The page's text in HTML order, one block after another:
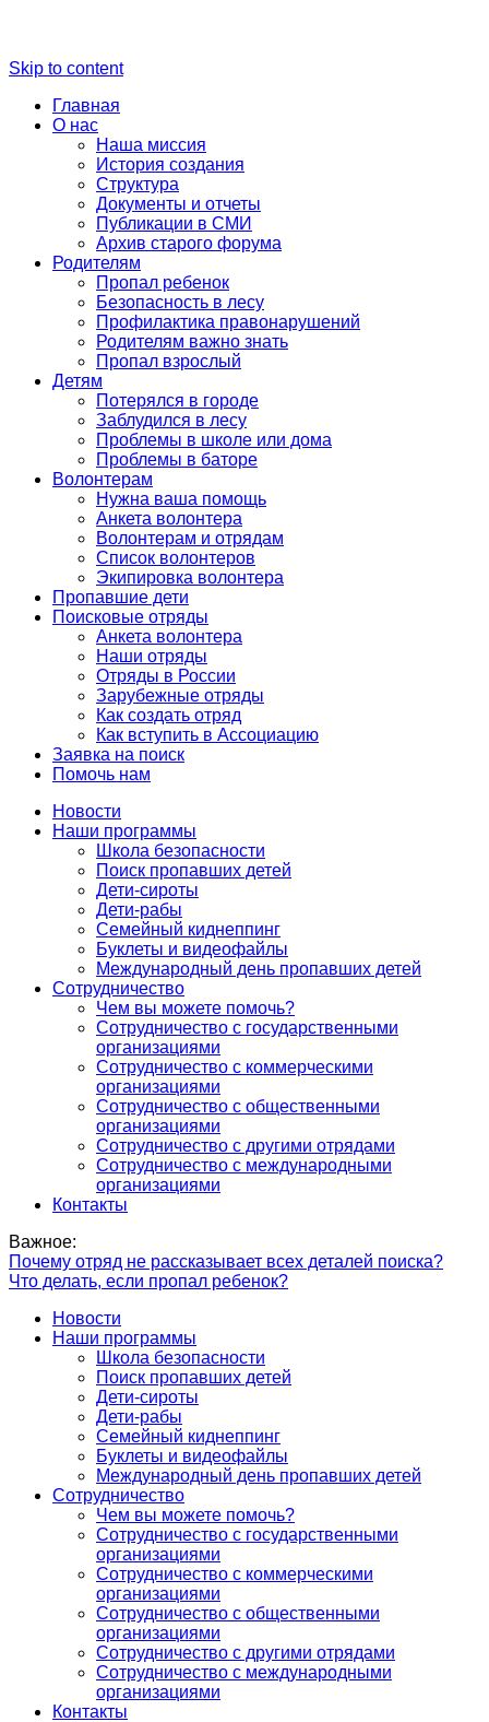
Skip to content
Главная
О нас
Наша миссия
История создания
Структура
Документы и отчеты
Публикации в СМИ
Архив старого форума
Родителям
Пропал ребенок
Безопасность в лесу
Профилактика правонарушений
Родителям важно знать
Пропал взрослый
Детям
Потерялся в городе
Заблудился в лесу
Проблемы в школе или дома
Проблемы в баторе
Волонтерам
Нужна ваша помощь
Анкета волонтера
Волонтерам и отрядам
Список волонтеров
Экипировка волонтера
Пропавшие дети
Поисковые отряды
Анкета волонтера
Наши отряды
Отряды в России
Зарубежные отряды
Как создать отряд
Как вступить в Ассоциацию
Заявка на поиск
Помочь нам
Новости
Наши программы
Школа безопасности
Поиск пропавших детей
Дети-сироты
Дети-рабы
Семейный киднеппинг
Буклеты и видеофайлы
Международный день пропавших детей
Сотрудничество
Чем вы можете помочь?
Сотрудничество с государственными
организациями
Сотрудничество с коммерческими
организациями
Сотрудничество с общественными
организациями
Сотрудничество с другими отрядами
Сотрудничество с международными
организациями
Контакты
Важное:
Почему отряд не рассказывает всех деталей поиска?
Что делать, если пропал ребенок?
Новости
Наши программы
Школа безопасности
Поиск пропавших детей
Дети-сироты
Дети-рабы
Семейный киднеппинг
Буклеты и видеофайлы
Международный день пропавших детей
Сотрудничество
Чем вы можете помочь?
Сотрудничество с государственными
организациями
Сотрудничество с коммерческими
организациями
Сотрудничество с общественными
организациями
Сотрудничество с другими отрядами
Сотрудничество с международными
организациями
Контакты